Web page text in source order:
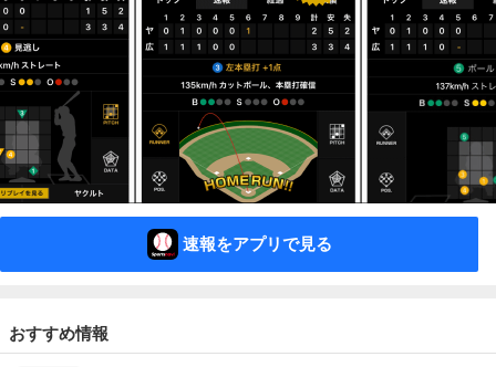
速報をアプリで見る
おすすめ情報